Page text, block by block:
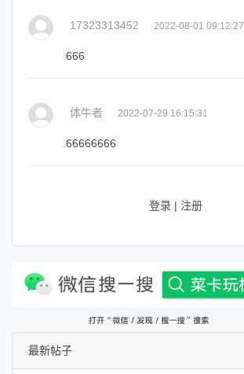
17323313452 2022-08-01 09:12:27
666
体牛者 2022-07-29 16:15:31
66666666
登录 | 注册
最新帖子